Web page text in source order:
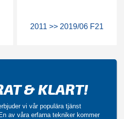
2011 >> 2019/06 F21
& KLART!
vi vår populära tjänst
av våra erfarna tekniker kommer